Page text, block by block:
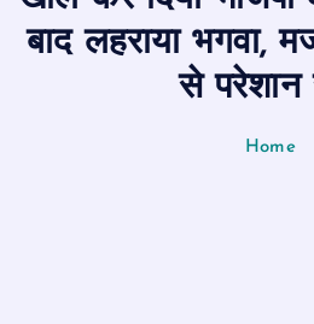
बाद लहराया भगवा,
से परेशान
Home